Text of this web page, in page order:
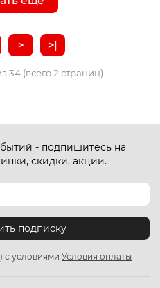
> >|
34 (всего 2 страниц)
- подпишитесь на
скидки, акции.
подписку
с условиями Условия оплаты